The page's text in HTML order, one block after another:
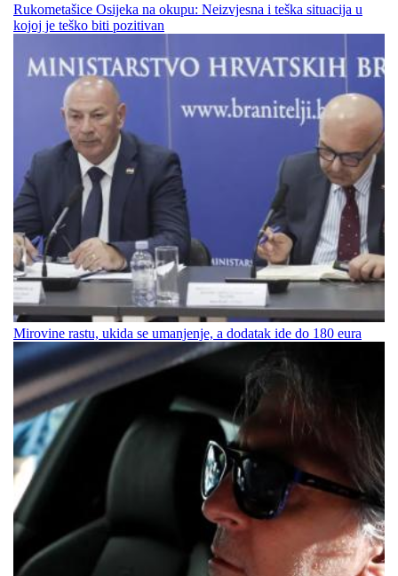
Rukometašice Osijeka na okupu: Neizvjesna i teška situacija u
kojoj je teško biti pozitivan
Mirovine rastu, ukida se umanjenje, a dodatak ide do 180 eura